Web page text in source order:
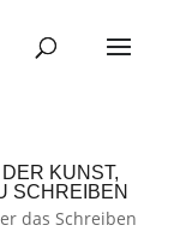
KUNST,
SCHREIBEN
das Schreiben